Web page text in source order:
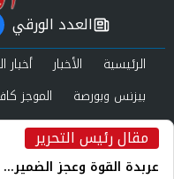
مقال رئيس التحرير
عربدة القوة وعجز الضمير...
العدد الورقي
الرئيسية الأخبار أخبار
بيزنس وبورصة
الموجز
صحة وجمال
عرب وعالم
العدد الورقي